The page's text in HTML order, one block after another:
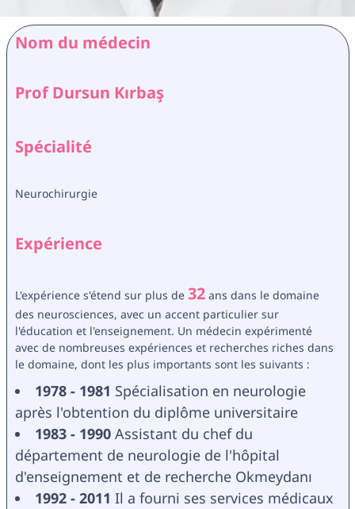
Nom du médecin
Prof Dursun Kırbaş
Spécialité
Neurochirurgie
Expérience
L'expérience s'étend sur plus de 32 ans dans le domaine
des neurosciences, avec un accent particulier sur
l'éducation et l'enseignement. Un médecin expérimenté
avec de nombreuses expériences et recherches riches dans
le domaine, dont les plus importants sont les suivants :
1978 - 1981 Spécialisation en neurologie
après l'obtention du diplôme universitaire
1983 - 1990 Assistant du chef du
département de neurologie de l'hôpital
d'enseignement et de recherche Okmeydanı
1992 - 2011 Il a fourni ses services médicaux